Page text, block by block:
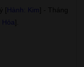
[ Hành: Kim
] - Tháng